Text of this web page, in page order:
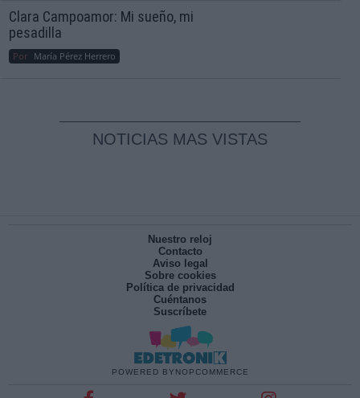
Clara Campoamor: Mi sueño, mi
pesadilla
Por María Pérez Herrero
NOTICIAS MAS VISTAS
Nuestro reloj
Contacto
Aviso legal
Sobre cookies
Política de privacidad
Cuéntanos
Suscríbete
POWERED BY NOPCOMMERCE